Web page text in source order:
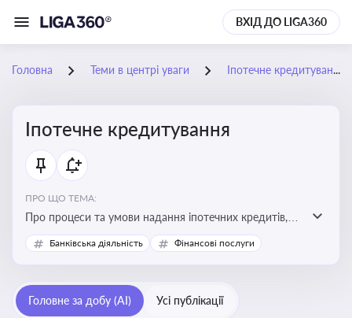
ВХІД ДО LIGA360
Головна Теми в центрі уваги Іпотечне кредитування
Іпотечне кредитування
ПРО ЩО ТЕМА:
Про процеси та умови надання іпотечних кредитів,
зміни у законодавстві та тенденції на ринку житла
Банківська діяльність Фінансові послуги
Головне за добу (AI) Усі публікації